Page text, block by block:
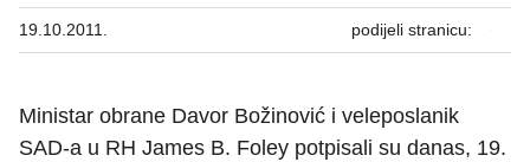
19.10.2011. podijeli stranicu:
Ministar obrane Davor Božinović i veleposlanik
SAD-a u RH James B. Foley potpisali su danas, 19.